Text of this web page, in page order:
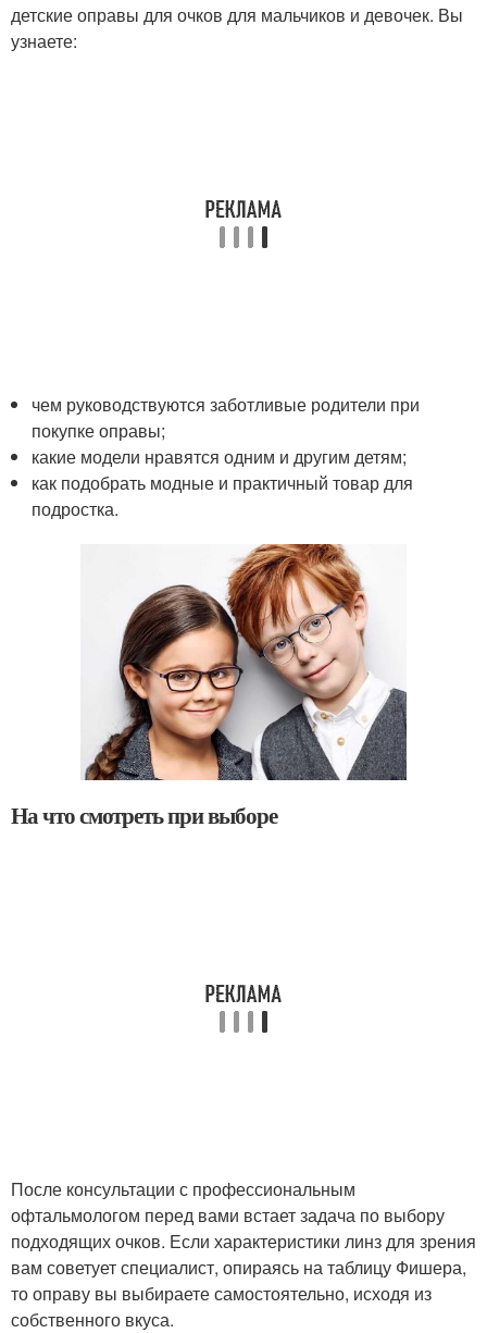
детские оправы для очков для мальчиков и девочек. Вы
узнаете:
чем руководствуются заботливые родители при
покупке оправы;
какие модели нравятся одним и другим детям;
как подобрать модные и практичный товар для
подростка.
На что смотреть при выборе
После консультации с профессиональным
офтальмологом перед вами встает задача по выбору
подходящих очков. Если характеристики линз для зрения
вам советует специалист, опираясь на таблицу Фишера,
то оправу вы выбираете самостоятельно, исходя из
собственного вкуса.